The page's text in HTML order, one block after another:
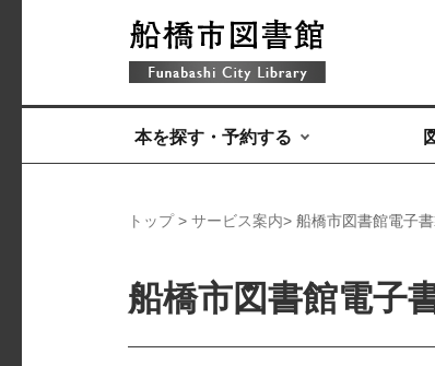
本を探す・予約する
トップ > サービス案内> 船橋市図書館電子
船橋市図書館電子